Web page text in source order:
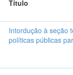
Título
Intordução à seção
políticas públicas